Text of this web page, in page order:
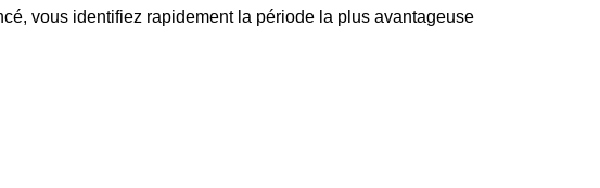
vous identifiez rapidement la période la plus avantageuse